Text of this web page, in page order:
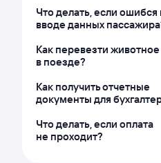
Что делать, если ошибся
вводе данных
Как перевезти животное
в поезде?
Как получить отчетные
документы для
Что делать, если оплата
не проходит?